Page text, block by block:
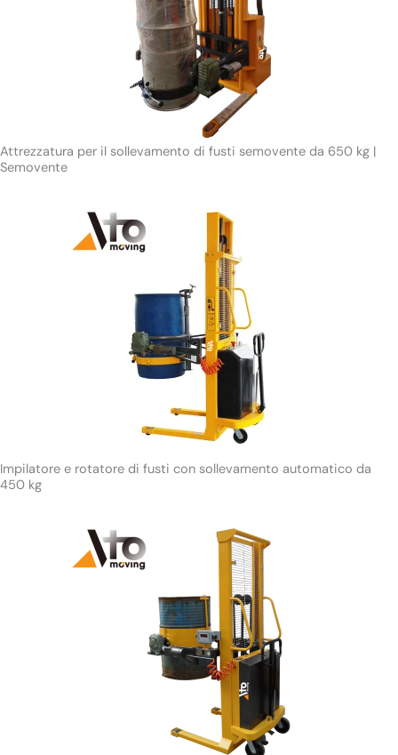
Attrezzatura per il sollevamento di fusti semovente da 650 kg |
Semovente
Impilatore e rotatore di fusti con sollevamento automatico da
450 kg